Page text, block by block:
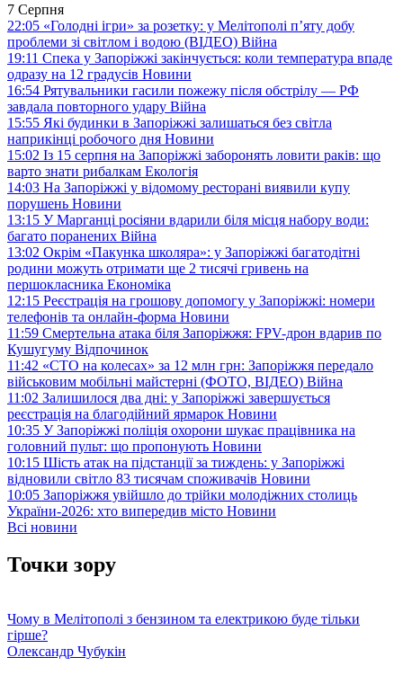
7 Серпня
22:05 «Голодні ігри» за розетку: у Мелітополі п’яту добу
проблеми зі світлом і водою (ВІДЕО) Війна
19:11 Спека у Запоріжжі закінчується: коли температура впаде
одразу на 12 градусів Новини
16:54 Рятувальники гасили пожежу після обстрілу — РФ
завдала повторного удару Війна
15:55 Які будинки в Запоріжжі залишаться без світла
наприкінці робочого дня Новини
15:02 Із 15 серпня на Запоріжжі заборонять ловити раків: що
варто знати рибалкам Екологія
14:03 На Запоріжжі у відомому ресторані виявили купу
порушень Новини
13:15 У Марганці росіяни вдарили біля місця набору води:
багато поранених Війна
13:02 Окрім «Пакунка школяра»: у Запоріжжі багатодітні
родини можуть отримати ще 2 тисячі гривень на
першокласника Економіка
12:15 Реєстрація на грошову допомогу у Запоріжжі: номери
телефонів та онлайн-форма Новини
11:59 Смертельна атака біля Запоріжжя: FPV-дрон вдарив по
Кушугуму Відпочинок
11:42 «СТО на колесах» за 12 млн грн: Запоріжжя передало
військовим мобільні майстерні (ФОТО, ВІДЕО) Війна
11:02 Залишилося два дні: у Запоріжжі завершується
реєстрація на благодійний ярмарок Новини
10:35 У Запоріжжі поліція охорони шукає працівника на
головний пульт: що пропонують Новини
10:15 Шість атак на підстанції за тиждень: у Запоріжжі
відновили світло 83 тисячам споживачів Новини
10:05 Запоріжжя увійшло до трійки молодіжних столиць
України-2026: хто випередив місто Новини
Всі новини
Точки зору
Чому в Мелітополі з бензином та електрикою буде тільки
гірше?
Олександр Чубукін